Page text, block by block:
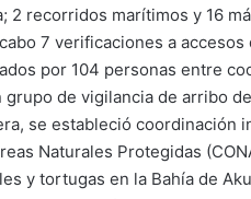
2 recorridos marítimos y 16
7 verificaciones a
por 104 personas entre
grupo de vigilancia de arribo
se estableció coordinación
Naturales Protegidas
y tortugas en la Bahía de